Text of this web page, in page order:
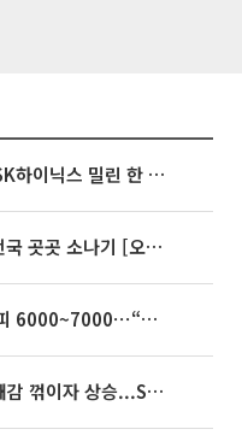
[베스트&워스트] 삼성전자·SK하이닉스 밀린 한 주…상상인증권은 85% 급등
35도 안팎 무더위 이어져…전국 곳곳 소나기 [오늘 날씨]
[주간증시전망] 다음주 코스피 6000~7000⋯“外人 수급은 정책이 변수”
뉴욕증시, 연준 금리인상 기대감 꺾이자 상승...S&P500 사상 최고치 [종합]